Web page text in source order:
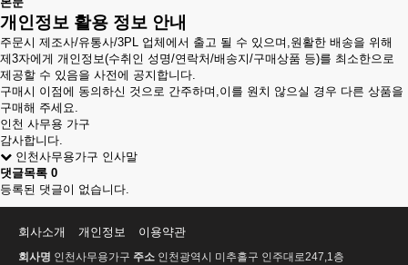
개인정보 활용 정보 안내
주문시 제조사/유통사/3PL 업체에서 출고 될 수 있으며,원활한 배송을 위해
제3자에게 개인정보(수취인 성명/연락처/배송지/구매상품 등)를 최소한으로
제공할 수 있음을 사전에 공지합니다.
구매시 이점에 동의하신 것으로 간주하며,이를 원치 않으실 경우 다른 상품을
구매해 주세요.
인천 사무용 가구
감사합니다.
인천사무용가구 인사말
댓글목록 0
등록된 댓글이 없습니다.
회사소개 개인정보 이용약관
회사명 인천사무용가구 주소 인천광역시 미추홀구 인주대로247,1층